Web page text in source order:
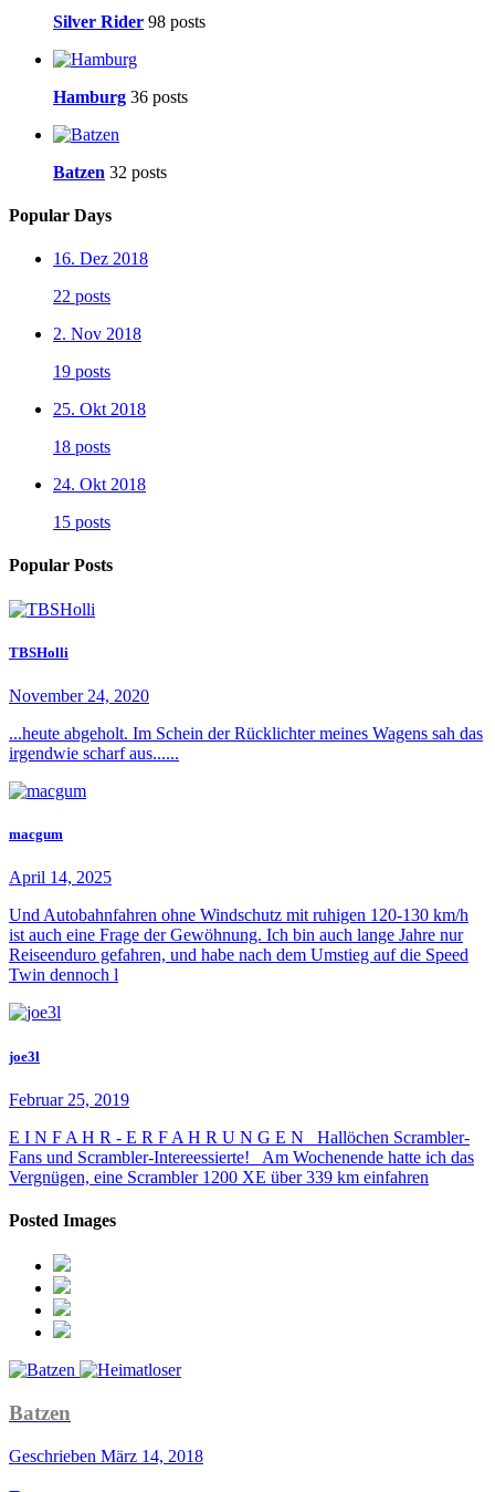
Silver Rider 98 posts
Hamburg 36 posts
Batzen 32 posts
Popular Days
16. Dez 2018
22 posts
2. Nov 2018
19 posts
25. Okt 2018
18 posts
24. Okt 2018
15 posts
Popular Posts
TBSHolli
November 24, 2020
...heute abgeholt. Im Schein der Rücklichter meines Wagens sah das
irgendwie scharf aus......
macgum
April 14, 2025
Und Autobahnfahren ohne Windschutz mit ruhigen 120-130 km/h
ist auch eine Frage der Gewöhnung. Ich bin auch lange Jahre nur
Reiseenduro gefahren, und habe nach dem Umstieg auf die Speed
Twin dennoch l
joe3l
Februar 25, 2019
E I N F A H R - E R F A H R U N G E N Hallöchen Scrambler-
Fans und Scrambler-Intereessierte! Am Wochenende hatte ich das
Vergnügen, eine Scrambler 1200 XE über 339 km einfahren
Posted Images
Batzen
Geschrieben März 14, 2018